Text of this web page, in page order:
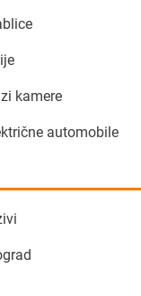
kamere
automobile